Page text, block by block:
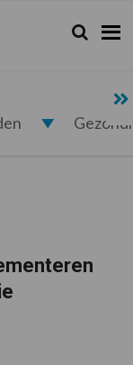
Zoeken...
Zoek